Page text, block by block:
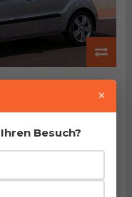
Passagierschutzes
18%
höher
kleiner
×
Besuch?